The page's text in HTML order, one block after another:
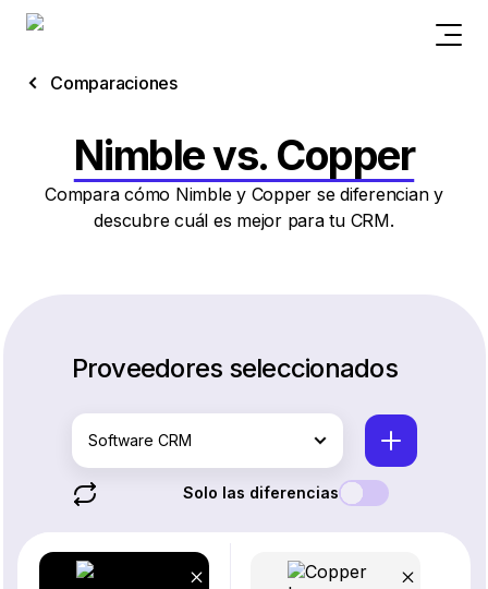
Comparaciones
Nimble vs. Copper
Compara cómo Nimble y Copper se diferencian y
descubre cuál es mejor para tu CRM.
Proveedores seleccionados
Software CRM
Solo las diferencias